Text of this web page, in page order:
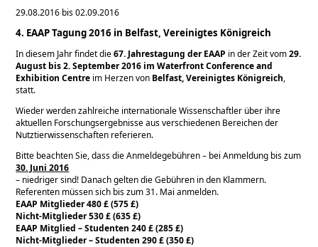
29.08.2016 bis 02.09.2016
4. EAAP Tagung 2016 in Belfast, Vereinigtes Königreich
In diesem Jahr findet die67. Jahrestagung der EAAP in der Zeit vom29.
August bis2. September 2016 im Waterfront Conference and
Exhibition Centre im Herzen von Belfast,Vereinigtes Königreich,
statt.
Wieder werden zahlreiche internationale Wissenschaftler über ihre
aktuellen Forschungsergebnisse aus verschiedenen Bereichen der
Nutztierwissenschaften referieren.
Bitte beachten Sie, dass die Anmeldegebühren – bei Anmeldung bis zum
30. Juni 2016
– niedriger sind! Danach gelten die Gebühren in den Klammern.
Referenten müssen sich bis zum 31. Mai anmelden.
EAAP Mitglieder 480 £ (575 £)
Nicht-Mitglieder 530 £ (635 £)
EAAP Mitglied – Studenten 240 £ (285 £)
Nicht-Mitglieder – Studenten 290 £ (350 £)